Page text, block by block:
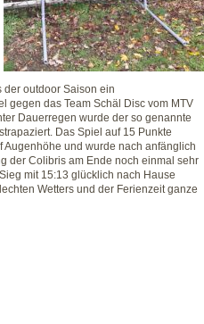
der outdoor Saison ein
gegen das Team Schäl Disc vom MTV
Dauerregen wurde der so genannte
Das Spiel auf 15 Punkte
Augenhöhe und wurde nach anfänglich
der Colibris am Ende noch einmal sehr
mit 15:13 glücklich nach Hause
Wetters und der Ferienzeit ganze